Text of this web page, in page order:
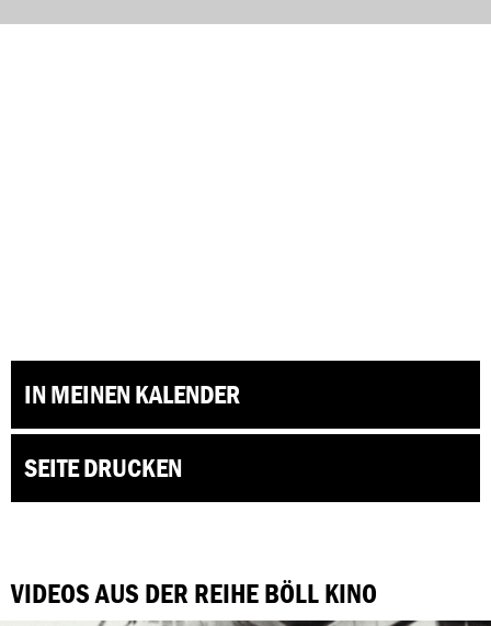
IN MEINEN KALENDER
SEITE DRUCKEN
VIDEOS AUS DER REIHE BÖLL KINO